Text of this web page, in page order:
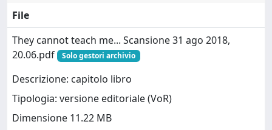
File
They cannot teach me... Scansione 31 ago 2018,
20.06.pdf
Solo gestori archivio
Descrizione: capitolo libro
Tipologia: versione editoriale (VoR)
Dimensione 11.22 MB